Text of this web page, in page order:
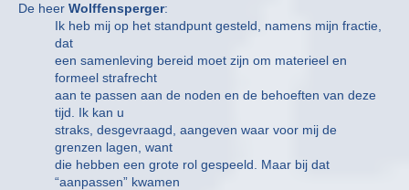
De heer Wolffensperger:
Ik heb mij op het standpunt gesteld, namens mijn fractie,
dat
een samenleving bereid moet zijn om materieel en
formeel strafrecht
aan te passen aan de noden en de behoeften van deze
tijd. Ik kan u
straks, desgevraagd, aangeven waar voor mij de
grenzen lagen, want
die hebben een grote rol gespeeld. Maar bij dat
“aanpassen” kwamen